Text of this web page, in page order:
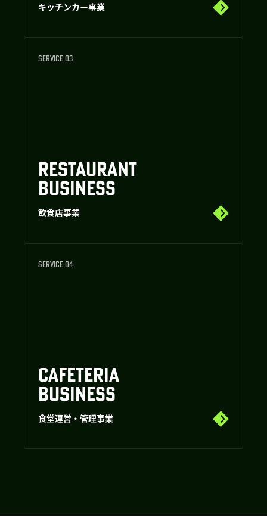
キッチンカー事業
SERVICE 03
RESTAURANT
BUSINESS
飲食店事業
SERVICE 04
CAFETERIA
BUSINESS
食堂運営・管理事業